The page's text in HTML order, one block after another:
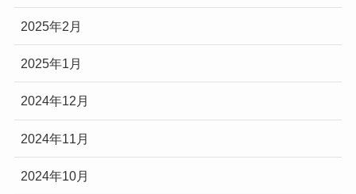
2025年2月
2025年1月
2024年12月
2024年11月
2024年10月